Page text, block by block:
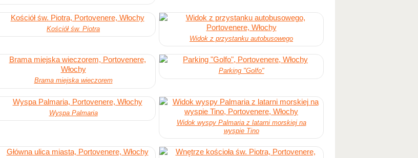
Kościół św. Piotra
Widok z przystanku autobusowego
Brama miejska wieczorem
Parking "Golfo"
Wyspa Palmaria
Widok wyspy Palmaria z latarni morskiej na
wyspie Tino